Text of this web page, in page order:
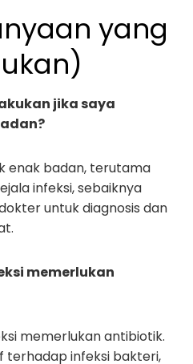
yang
jika saya
enak badan, terutama
infeksi, sebaiknya
untuk diagnosis dan
memerlukan
memerlukan antibiotik.
terhadap infeksi bakteri,